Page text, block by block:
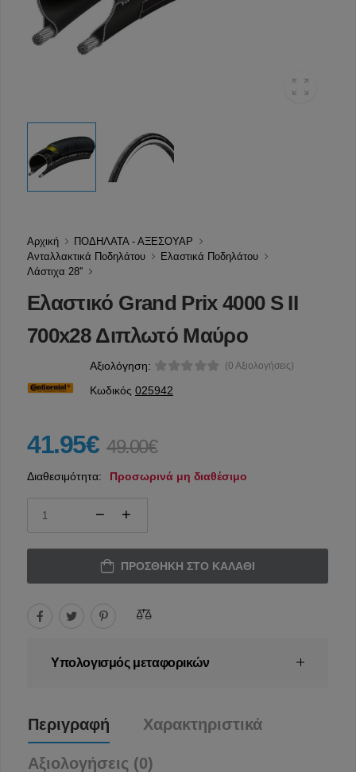
Αρχική
ΠΟΔΗΛΑΤΑ - ΑΞΕΣΟΥΑΡ
Ανταλλακτικά Ποδηλάτου
Ελαστικά Ποδηλάτου
Λάστιχα 28''
Ελαστικό Grand Prix 4000 S II
700x28 Διπλωτό Μαύρο
Αξιολόγηση: (0 Αξιολογήσεις)
Κωδικός 025942
41.95€ 49.00€
Διαθεσιμότητα: Προσωρινά μη διαθέσιμο
ΠΡΟΣΘΉΚΗ ΣΤΟ ΚΑΛΆΘΙ
Υπολογισμός μεταφορικών
Περιγραφή Χαρακτηριστικά
Αξιολογήσεις (0)